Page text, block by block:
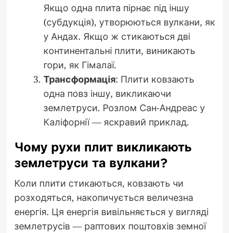
Якщо одна плита пірнає під іншу
(субдукція), утворюються вулкани, як
у Андах. Якщо ж стикаються дві
континентальні плити, виникають
гори, як Гімалаї.
Трансформація: Плити ковзають
одна повз іншу, викликаючи
землетруси. Розлом Сан-Андреас у
Каліфорнії — яскравий приклад.
Чому рухи плит викликають
землетруси та вулкани?
Коли плити стикаються, ковзають чи
розходяться, накопичується величезна
енергія. Ця енергія вивільняється у вигляді
землетрусів — раптових поштовхів земної